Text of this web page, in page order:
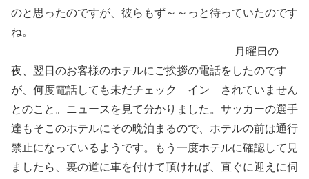
のと思ったのですが、彼らもず～～っと待っていたのです
ね。
月曜日の
夜、翌日のお客様のホテルにご挨拶の電話をしたのです
が、何度電話しても未だチェック イン されていません
とのこと。ニュースを見て分かりました。サッカーの選手
達もそこのホテルにその晩泊まるので、ホテルの前は通行
禁止になっているようです。もう一度ホテルに確認して見
ましたら、裏の道に車を付けて頂ければ、直ぐに迎えに伺